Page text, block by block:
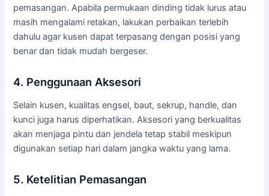
pemasangan. Apabila permukaan dinding tidak lurus atau
masih mengalami retakan, lakukan perbaikan terlebih
dahulu agar kusen dapat terpasang dengan posisi yang
benar dan tidak mudah bergeser.
4. Penggunaan Aksesori
Selain kusen, kualitas engsel, baut, sekrup, handle, dan
kunci juga harus diperhatikan. Aksesori yang berkualitas
akan menjaga pintu dan jendela tetap stabil meskipun
digunakan setiap hari dalam jangka waktu yang lama.
5. Ketelitian Pemasangan